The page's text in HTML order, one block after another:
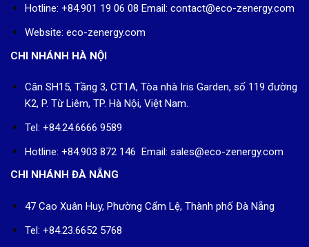
Hotline: +84.901 19 06 08 Email: contact@eco-zenergy.com
Website: eco-zenergy.com
CHI NHÁNH HÀ NỘI
Căn SH15, Tầng 3, CT1A, Tòa nhà Iris Garden, số 119 đường
K2, P. Từ Liêm, TP. Hà Nội, Việt Nam.
Tel: +84.24.6666 9589
Hotline: +84.903 872 146 Email: sales@eco-zenergy.com
CHI NHÁNH ĐÀ NẴNG
47 Cao Xuân Huy, Phường Cẩm Lệ, Thành phố Đà Nẵng
Tel: +84.23.6652 5768